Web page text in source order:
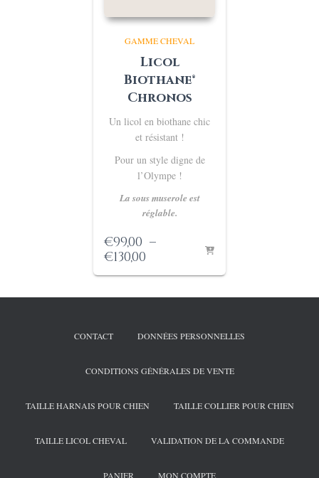
GAMME CHEVAL
Licol
Biothane®
Chronos
Un licol en biothane chic
et résistant !
Pour un style digne de
l’Olympe !
La sous muserole est
réglable.
€99,00 –
€130,00
de
€99,00
€130,00
CONTACT DONNÉES PERSONNELLES
CONDITIONS GÉNÉRALES DE VENTE
TAILLE HARNAIS POUR CHIEN TAILLE COLLIER POUR CHIEN
TAILLE LICOL CHEVAL VALIDATION DE LA COMMANDE
PANIER MON COMPTE